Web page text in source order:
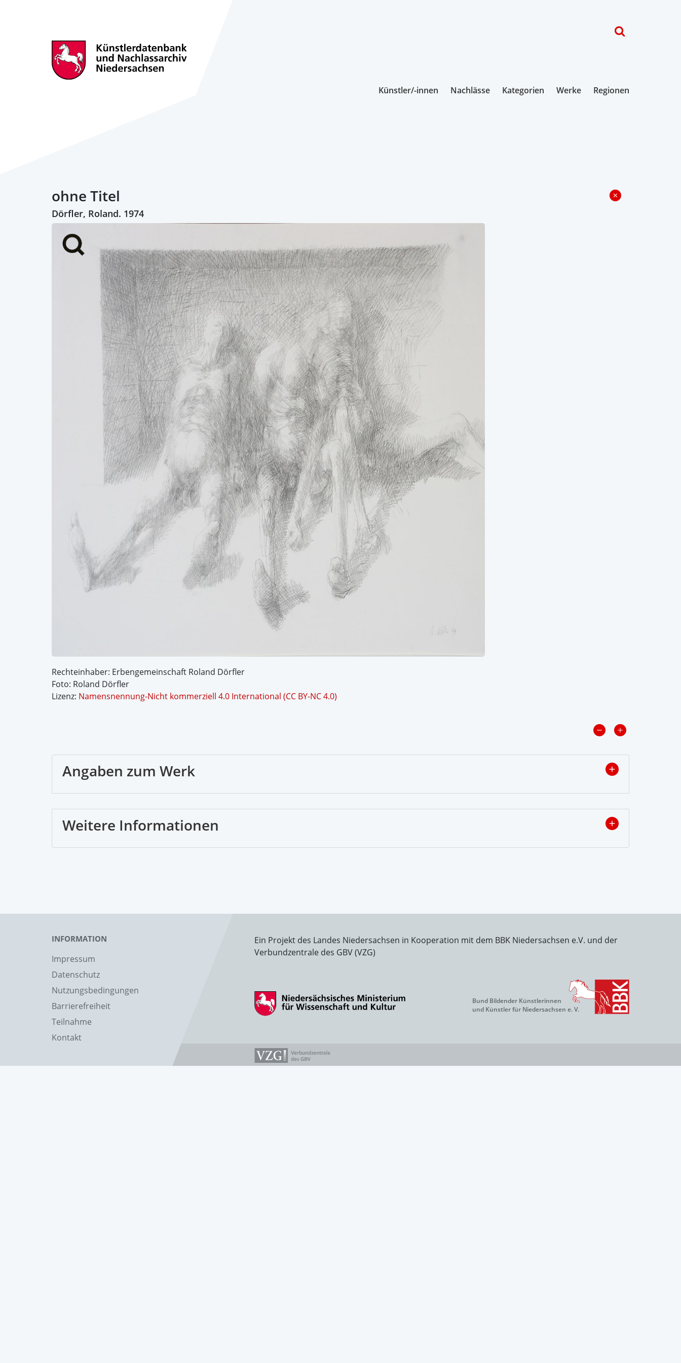
Künstler/-innen Nachlässe Kategorien Werke Regionen
ohne Titel
Dörfler, Roland. 1974
Rechteinhaber: Erbengemeinschaft Roland Dörfler
Foto: Roland Dörfler
Lizenz: Namensnennung-Nicht kommerziell 4.0 International (CC BY-NC 4.0)
Angaben zum Werk
Weitere Informationen
INFORMATION
Impressum
Datenschutz
Nutzungsbedingungen
Barrierefreiheit
Teilnahme
Kontakt
Ein Projekt des Landes Niedersachsen in Kooperation mit dem BBK Niedersachsen e.V. und der
Verbundzentrale des GBV (VZG)
Bund Bildender Künstlerinnen
und Künstler für Niedersachsen e. V.